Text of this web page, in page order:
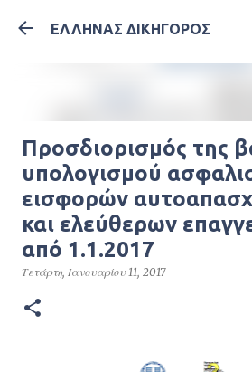
Μετάβαση στο κύριο
ΕΛΛΗΝΑΣ ΔΙΚΗΓΟΡΟΣ
Προσδιορισμός της
υπολογισμού
εισφορών
και ελεύθερων
από 1.1.2017
Τετάρτη, Ιανουαρίου 11, 2017